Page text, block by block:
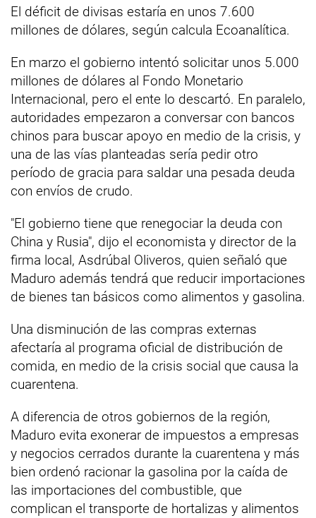
El déficit de divisas estaría en unos 7.600
millones de dólares, según calcula Ecoanalítica.
En marzo el gobierno intentó solicitar unos 5.000
millones de dólares al Fondo Monetario
Internacional, pero el ente lo descartó. En paralelo,
autoridades empezaron a conversar con bancos
chinos para buscar apoyo en medio de la crisis, y
una de las vías planteadas sería pedir otro
período de gracia para saldar una pesada deuda
con envíos de crudo.
"El gobierno tiene que renegociar la deuda con
China y Rusia", dijo el economista y director de la
firma local, Asdrúbal Oliveros, quien señaló que
Maduro además tendrá que reducir importaciones
de bienes tan básicos como alimentos y gasolina.
Una disminución de las compras externas
afectaría al programa oficial de distribución de
comida, en medio de la crisis social que causa la
cuarentena.
A diferencia de otros gobiernos de la región,
Maduro evita exonerar de impuestos a empresas
y negocios cerrados durante la cuarentena y más
bien ordenó racionar la gasolina por la caída de
las importaciones del combustible, que
complican el transporte de hortalizas y alimentos